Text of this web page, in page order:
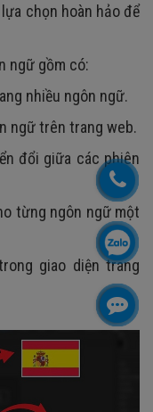
chọn hoàn hảo để
ngữ gồm có:
nhiều ngôn ngữ.
ngữ trên trang web.
đổi giữa các phiên
từng ngôn ngữ một
giao diện trang